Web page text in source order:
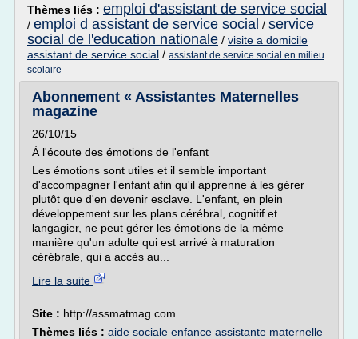
Thèmes liés : emploi d'assistant de service social
/ emploi d assistant de service social / service
social de l'education nationale / visite a domicile
assistant de service social / assistant de service social en milieu
scolaire
Abonnement « Assistantes Maternelles
magazine
26/10/15
À l'écoute des émotions de l'enfant
Les émotions sont utiles et il semble important
d'accompagner l'enfant afin qu'il apprenne à les gérer
plutôt que d'en devenir esclave. L'enfant, en plein
développement sur les plans cérébral, cognitif et
langagier, ne peut gérer les émotions de la même
manière qu'un adulte qui est arrivé à maturation
cérébrale, qui a accès au...
Lire la suite
Site : http://assmatmag.com
Thèmes liés : aide sociale enfance assistante maternelle